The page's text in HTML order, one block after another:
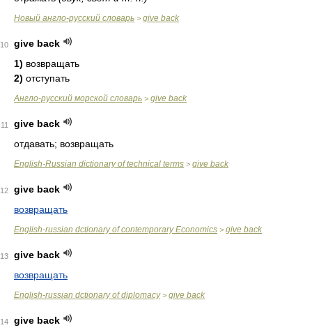
Новый англо-русский словарь > give back
10
give back
1) возвращать
2) отступать
Англо-русский морской словарь > give back
11
give back
отдавать; возвращать
English-Russian dictionary of technical terms > give back
12
give back
возвращать
English-russian dctionary of contemporary Economics > give back
13
give back
возвращать
English-russian dctionary of diplomacy> give back
14
give back